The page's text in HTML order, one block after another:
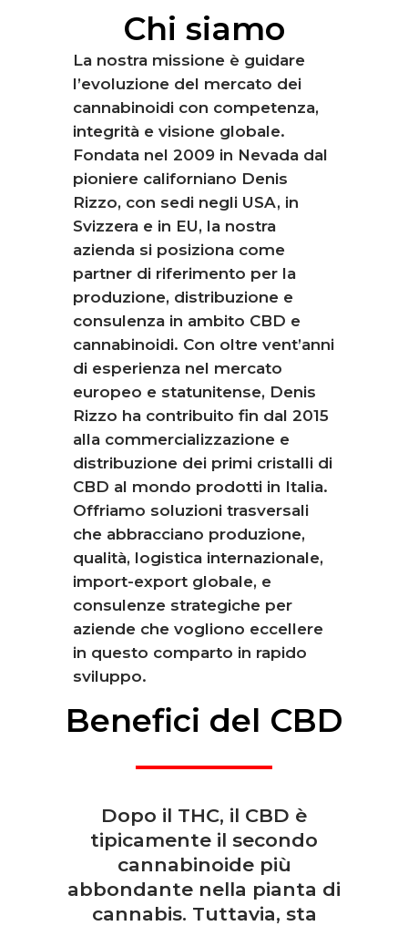
Chi siamo
La nostra missione è guidare
l’evoluzione del mercato dei
cannabinoidi con competenza,
integrità e visione globale.
Fondata nel 2009 in Nevada dal
pioniere californiano Denis
Rizzo, con sedi negli USA, in
Svizzera e in EU, la nostra
azienda si posiziona come
partner di riferimento per la
produzione, distribuzione e
consulenza in ambito CBD e
cannabinoidi. Con oltre vent’anni
di esperienza nel mercato
europeo e statunitense, Denis
Rizzo ha contribuito fin dal 2015
alla commercializzazione e
distribuzione dei primi cristalli di
CBD al mondo prodotti in Italia.
Offriamo soluzioni trasversali
che abbracciano produzione,
qualità, logistica internazionale,
import-export globale, e
consulenze strategiche per
aziende che vogliono eccellere
in questo comparto in rapido
sviluppo.
Benefici del CBD
Dopo il THC, il CBD è
tipicamente il secondo
cannabinoide più
abbondante nella pianta di
cannabis. Tuttavia, sta